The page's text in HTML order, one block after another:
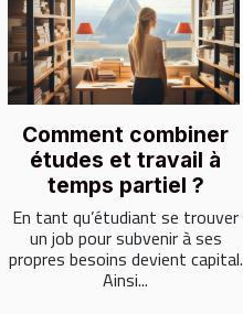
Comment combiner
études et travail à
temps partiel ?
En tant qu’étudiant se trouver
un job pour subvenir à ses
propres besoins devient capital.
Ainsi...